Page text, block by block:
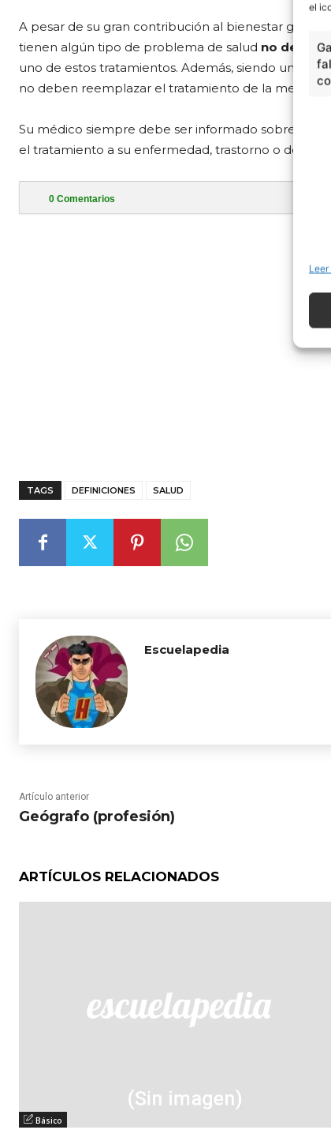
el
A pesar de su gran contribución al bienestar
tienen algún tipo de problema de salud no dejen
uno de estos tratamientos. Además, siendo un
no deben reemplazar el tratamiento de la
Su médico siempre debe ser informado sobre
el tratamiento a su enfermedad, trastorno o dolencia.
0 Comentarios
TAGS DEFINICIONES SALUD
Escuelapedia
Artículo anterior
Geógrafo (profesión)
ARTÍCULOS RELACIONADOS
Básico